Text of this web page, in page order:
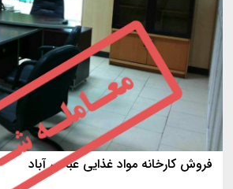
فروش کارخانه مواد غذایی عباس آباد